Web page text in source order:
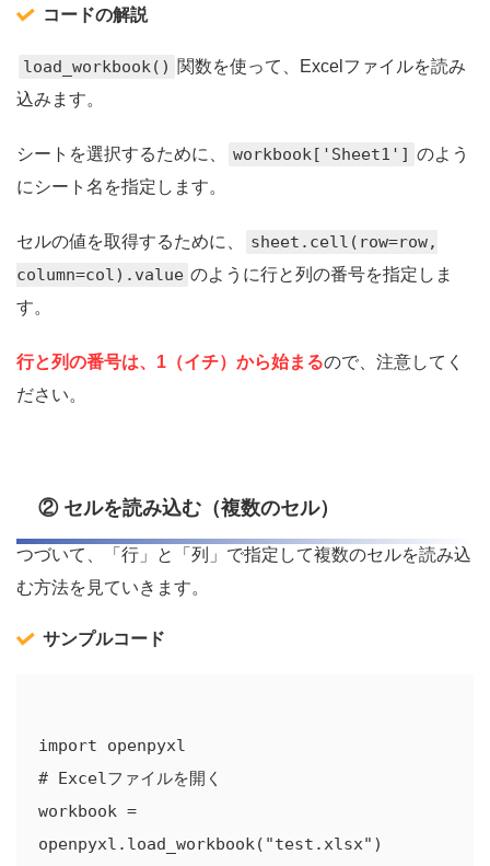
コードの解説
load_workbook() 関数を使って、Excelファイルを読み
込みます。
シートを選択するために、 workbook['Sheet1'] のよう
にシート名を指定します。
セルの値を取得するために、
sheet.cell(row=row,
column=col).value のように行と列の番号を指定しま
す。
行と列の番号は、1（イチ）から始まるので、注意してく
ださい。
② セルを読み込む（複数のセル）
つづいて、「行」と「列」で指定して複数のセルを読み込
む方法を見ていきます。
サンプルコード
import openpyxl
# Excelファイルを開く
workbook =
openpyxl.load_workbook("test.xlsx")